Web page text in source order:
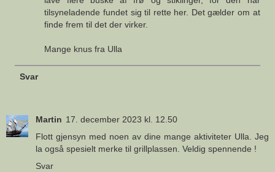
tilsyneladende fundet sig til rette her. Det gælder om at
finde frem til det der virker.
Mange knus fra Ulla
Svar
Martin 17. december 2023 kl. 12.50
Flott gjensyn med noen av dine mange aktiviteter Ulla. Jeg
la også spesielt merke til grillplassen. Veldig spennende !
Svar